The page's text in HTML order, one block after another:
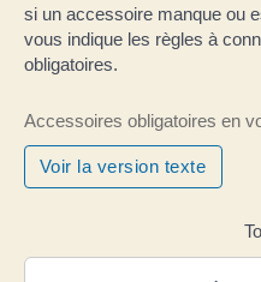
si un accessoire manque ou
vous indique les règles à
obligatoires.
Accessoires obligatoires en
Voir la version texte